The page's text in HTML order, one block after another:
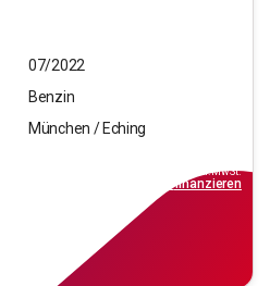
07/2022
Benzin
München / Eching
inkl.MwSt.
finanzieren